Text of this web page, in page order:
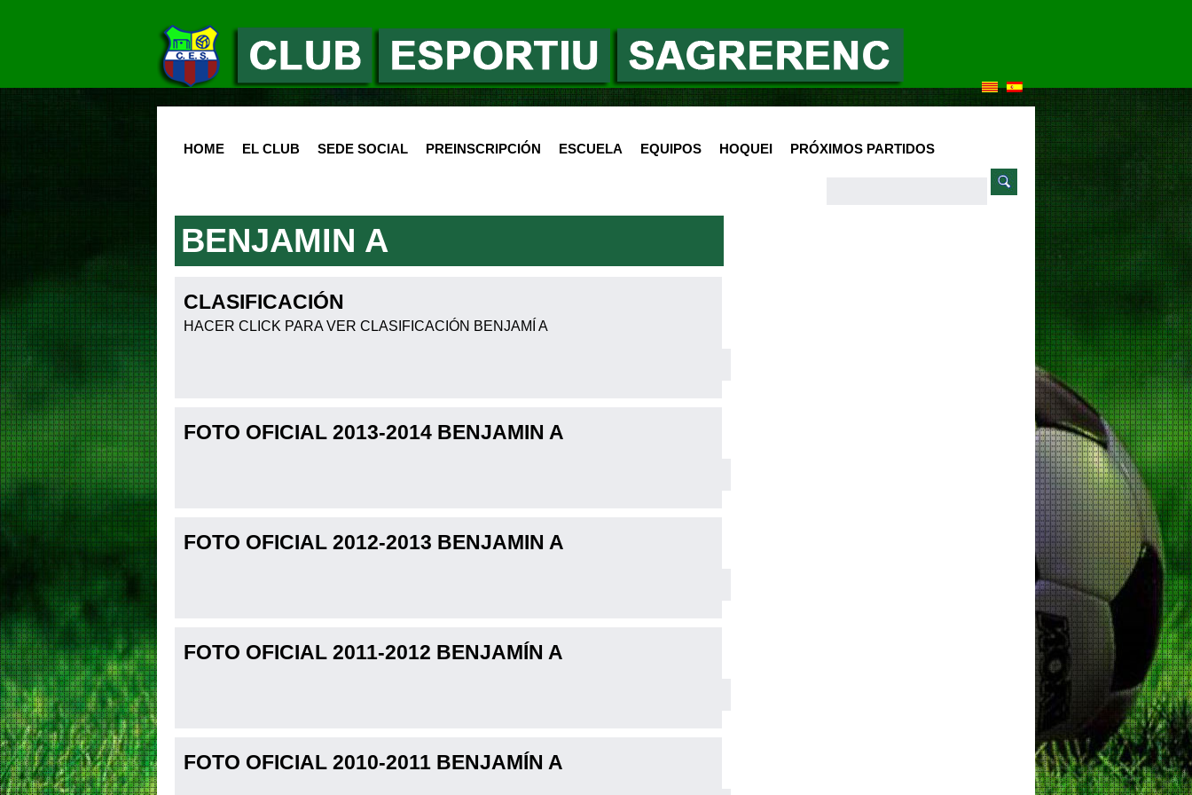
HOME EL CLUB SEDE SOCIAL PREINSCRIPCIÓN ESCUELA EQUIPOS HOQUEI PRÓXIMOS PARTIDOS
BENJAMIN A
CLASIFICACIÓN
HACER CLICK PARA VER CLASIFICACIÓN BENJAMÍ A
FOTO OFICIAL 2013-2014 BENJAMIN A
FOTO OFICIAL 2012-2013 BENJAMIN A
FOTO OFICIAL 2011-2012 BENJAMÍN A
FOTO OFICIAL 2010-2011 BENJAMÍN A